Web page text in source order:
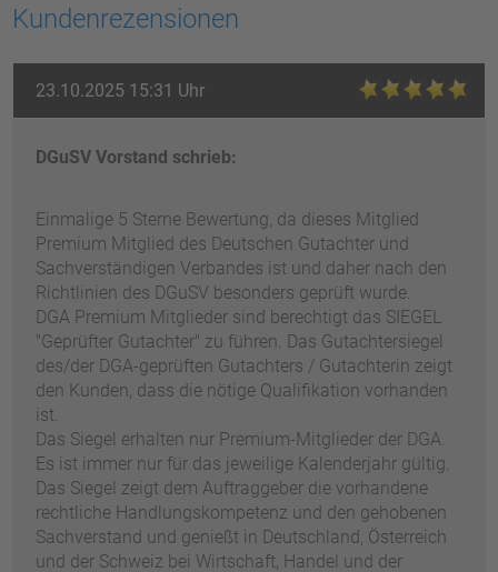
Kundenrezensionen
23.10.2025 15:31 Uhr
DGuSV Vorstand schrieb:
Einmalige 5 Sterne Bewertung, da dieses Mitglied
Premium Mitglied des Deutschen Gutachter und
Sachverständigen Verbandes ist und daher nach den
Richtlinien des DGuSV besonders geprüft wurde.
DGA Premium Mitglieder sind berechtigt das SIEGEL
"Geprüfter Gutachter" zu führen. Das Gutachtersiegel
des/der DGA-geprüften Gutachters / Gutachterin zeigt
den Kunden, dass die nötige Qualifikation vorhanden
ist.
Das Siegel erhalten nur Premium-Mitglieder der DGA.
Es ist immer nur für das jeweilige Kalenderjahr gültig.
Das Siegel zeigt dem Auftraggeber die vorhandene
rechtliche Handlungskompetenz und den gehobenen
Sachverstand und genießt in Deutschland, Österreich
und der Schweiz bei Wirtschaft, Handel und der